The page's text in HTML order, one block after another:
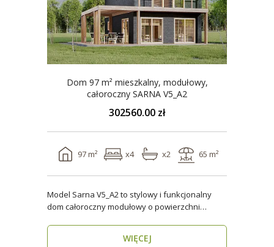
Dom 97 m² mieszkalny, modułowy,
całoroczny SARNA V5_A2
302560.00 zł
97 m² x4 x2 65 m²
Model Sarna V5_A2 to stylowy i funkcjonalny
dom całoroczny modułowy o powierzchni
WIĘCEJ